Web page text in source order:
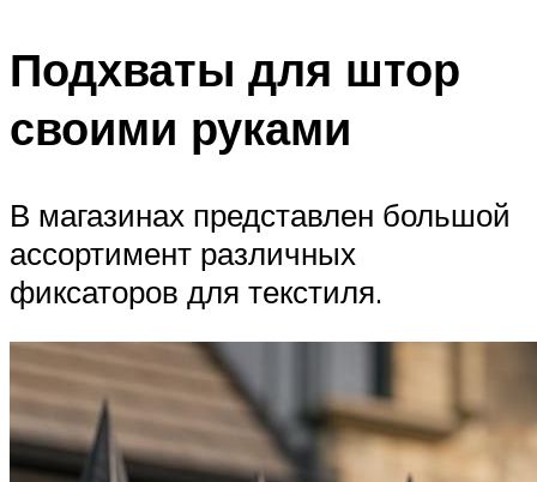
Подхваты для штор
своими руками
В магазинах представлен большой
ассортимент различных
фиксаторов для текстиля.